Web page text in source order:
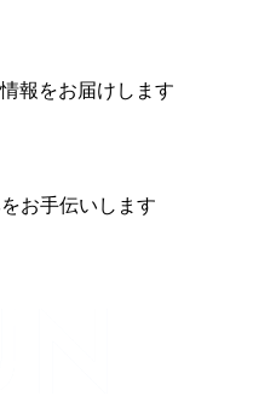
報をお届けします
お手伝いします